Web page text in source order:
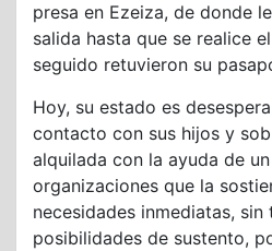
presa en Ezeiza, de donde
salida hasta que se realice
seguido retuvieron su
Hoy, su estado es
contacto con sus hijos y
alquilada con la ayuda de
organizaciones que la
necesidades inmediatas, sin
posibilidades de sustento,